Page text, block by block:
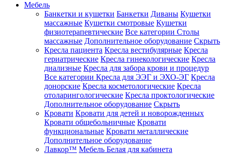
Мебель
Банкетки и кушетки Банкетки Диваны Кушетки
массажные Кушетки смотровые Кушетки
физиотерапевтические Все категории Столы
массажные Дополнительное оборудование Скрыть
Кресла пациента Кресла вестибулярные Кресла
гериатрические Кресла гинекологические Кресла
диализные Кресла для забора крови и процедур
Все категории Кресла для ЭЭГ и ЭХО-ЭГ Кресла
донорские Кресла косметологические Кресла
отоларингологические Кресла проктологические
Дополнительное оборудование Скрыть
Кровати Кровати для детей и новорожденных
Кровати общебольничные Кровати
функциональные Кровати металлические
Дополнительное оборудование
Лавкор™ Мебель Белая для кабинета